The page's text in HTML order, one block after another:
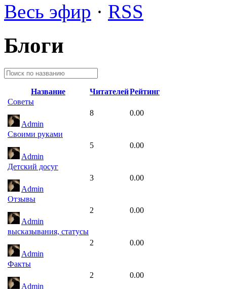
Весь эфир · RSS
Блоги
Название ЧитателейРейтинг
Советы
Admin
8 0.00
Своими руками
Admin
5 0.00
Детский досуг
Admin
3 0.00
Отзывы
Admin
2 0.00
высказывания, статусы
Admin
2 0.00
Факты
Admin
2 0.00